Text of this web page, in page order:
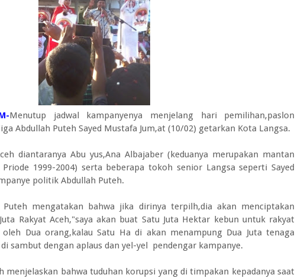
Menutup jadwal kampanyenya menjelang hari pemilihan,paslon
Abdullah Puteh Sayed Mustafa Jum,at (10/02) getarkan Kota Langsa.
diantaranya Abu yus,Ana Albajaber (keduanya merupakan mantan
1999-2004) serta beberapa tokoh senior Langsa seperti Sayed
politik Abdullah Puteh.
Puteh mengatakan bahwa jika dirinya terpilh,dia akan menciptakan
Rakyat Aceh,"saya akan buat Satu Juta Hektar kebun untuk rakyat
oleh Dua orang,kalau Satu Ha di akan menampung Dua Juta tenaga
sambut dengan aplaus dan yel-yel pendengar kampanye.
menjelaskan bahwa tuduhan korupsi yang di timpakan kepadanya saat